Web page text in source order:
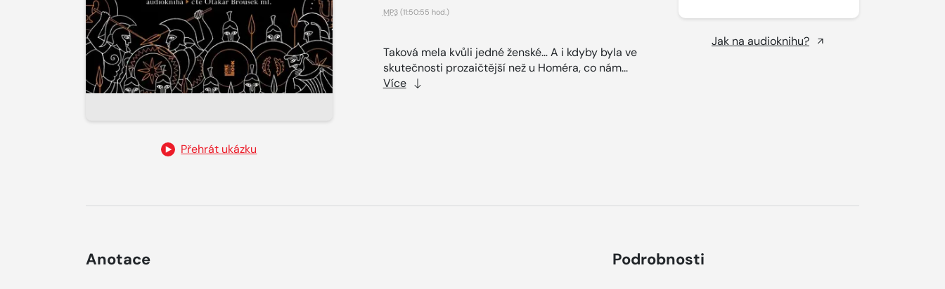
Přehrát ukázku
MP3(11:50:55 hod.)
Taková mela kvůli jedné ženské… A i kdyby byla ve
skutečnosti prozaičtější než u Homéra, co nám...
Více
Jak na audioknihu?
Anotace Podrobnosti